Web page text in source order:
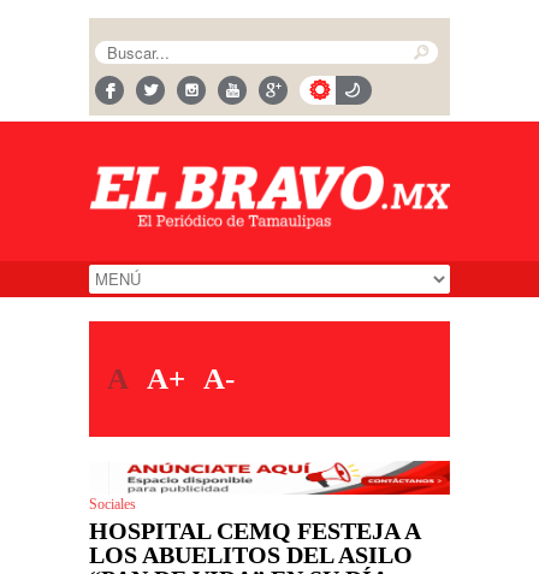
A A+ A-
Sociales
HOSPITAL CEMQ FESTEJA A
LOS ABUELITOS DEL ASILO